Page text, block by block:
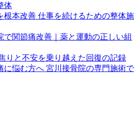
体
根本改善 仕事を続けるための整体施
で関節痛改善｜薬と運動の正しい組
りと不安を乗り越えた回復の記録
に悩む方へ 宮川接骨院の専門施術で